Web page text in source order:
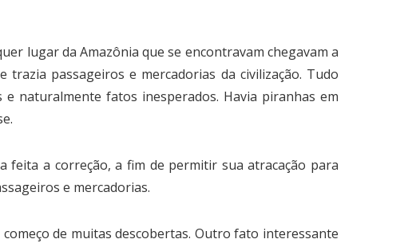
lugar da Amazônia que se encontravam chegavam a
passageiros e mercadorias da civilização. Tudo
naturalmente fatos inesperados. Havia piranhas em
feita a correção, a fim de permitir sua atracação para
e mercadorias.
de muitas descobertas. Outro fato interessante